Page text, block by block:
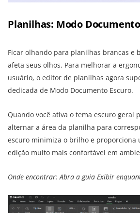
Planilhas: Modo
Ficar olhando para planilhas brancas e
afeta seus olhos. Para melhorar a
usuário, o editor de planilhas agora
dedicada de Modo Documento Escuro.
Quando você ativa o tema escuro geral
alternar a área da planilha para
escuro minimiza o brilho e proporciona
edição muito mais confortável em
Onde encontrar: Abra a guia Exibir